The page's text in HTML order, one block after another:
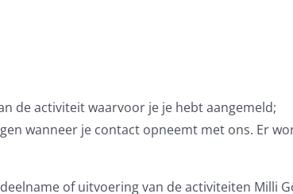
de activiteit waarvoor je je hebt aangemeld;
wanneer je contact opneemt met ons. Er
of uitvoering van de activiteiten Milli